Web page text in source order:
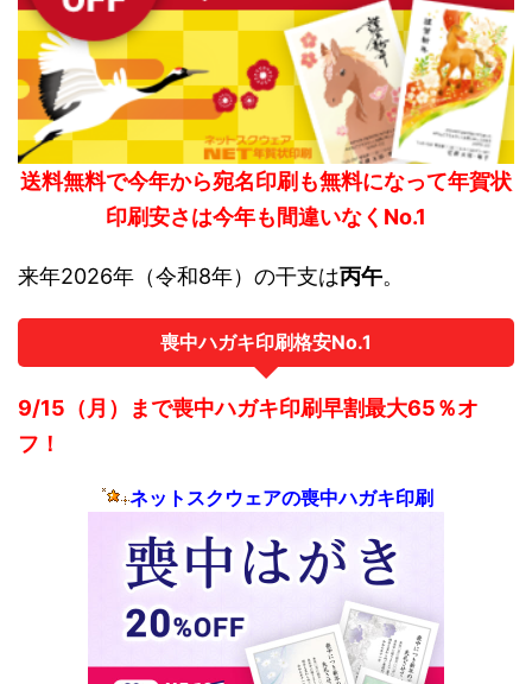
送料無料で今年から宛名印刷も無料になって年賀状
印刷安さは今年も間違いなくNo.1
来年2026年（令和8年）の干支は丙午。
喪中ハガキ印刷格安No.1
9/15（月）まで喪中ハガキ印刷早割最大65％オ
フ！
ネットスクウェアの喪中ハガキ印刷